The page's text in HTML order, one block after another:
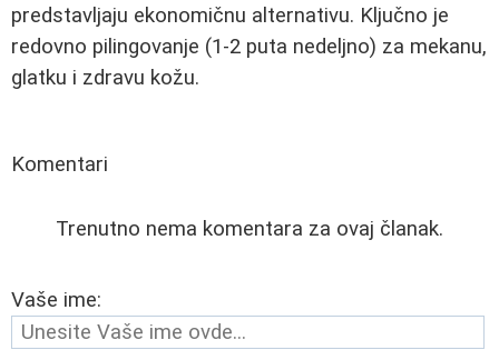
predstavljaju ekonomičnu alternativu. Ključno je
redovno pilingovanje (1-2 puta nedeljno) za mekanu,
glatku i zdravu kožu.
Komentari
Trenutno nema komentara za ovaj članak.
Vaše ime: